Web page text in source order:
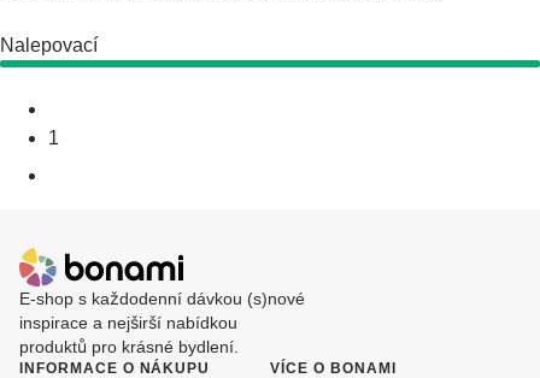
Nalepovací
1
E-shop s každodenní dávkou (s)nové
inspirace a nejširší nabídkou
produktů pro krásné bydlení.
INFORMACE O NÁKUPU VÍCE O BONAMI